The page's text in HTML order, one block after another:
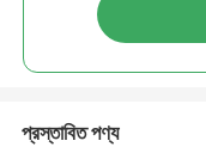
প্রস্তাবিত পণ্য